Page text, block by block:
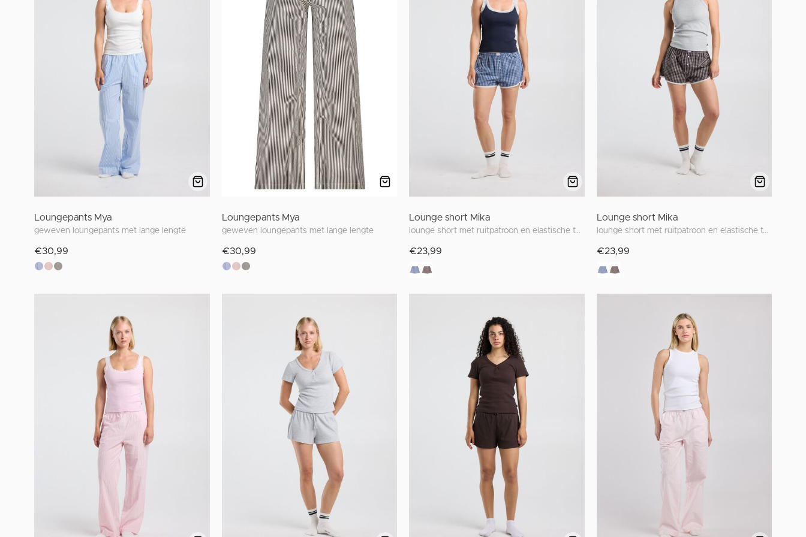
Loungepants Mya
geweven loungepants met lange lengte
€30,99
Loungepants Mya
geweven loungepants met lange lengte
€30,99
Lounge short Mika
lounge short met ruitpatroon en elastische tailleband
€23,99
Lounge short Mika
lounge short met ruitpatroon en elastische tailleband
€23,99